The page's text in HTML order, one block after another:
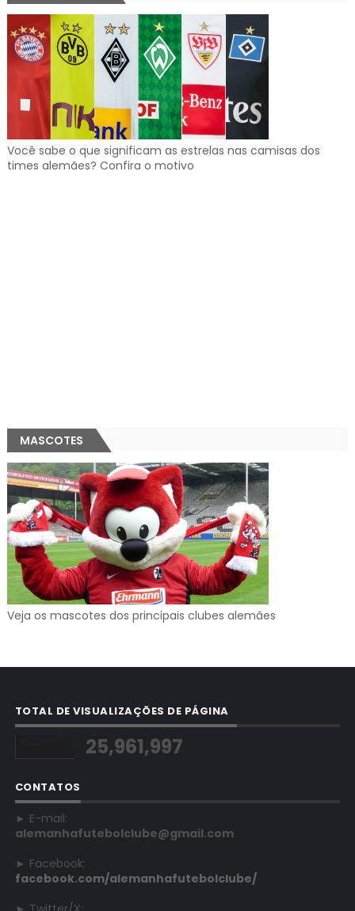
Você sabe o que significam as estrelas nas camisas dos
times alemães? Confira o motivo
MASCOTES
Veja os mascotes dos principais clubes alemães
TOTAL DE VISUALIZAÇÕES DE PÁGINA
25,961,997
CONTATOS
► E-mail:
alemanhafutebolclube@gmail.com
► Facebook:
facebook.com/alemanhafutebolclube/